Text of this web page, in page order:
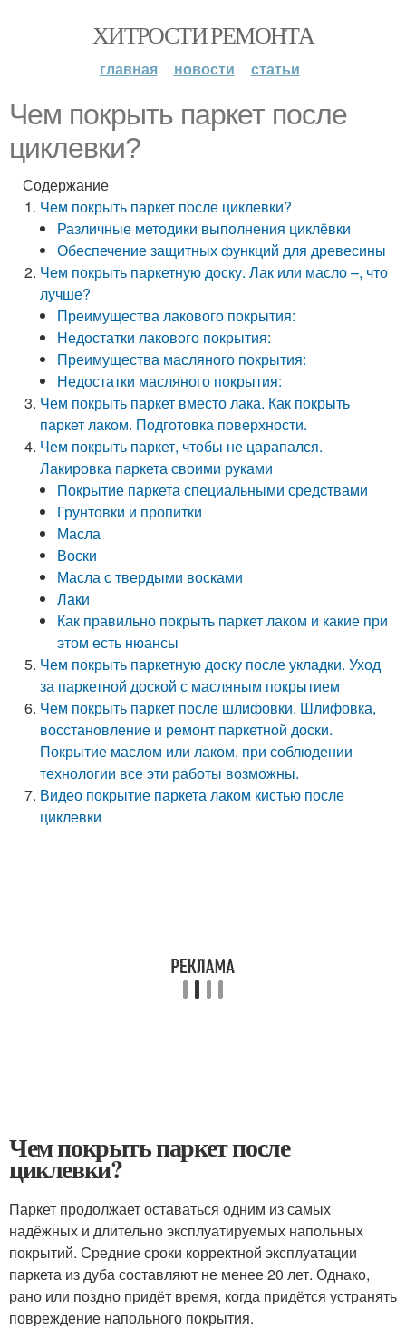
ХИТРОСТИ РЕМОНТА
главная новости статьи
Чем покрыть паркет после
циклевки?
Содержание
Чем покрыть паркет после циклевки?
Различные методики выполнения циклёвки
Обеспечение защитных функций для древесины
Чем покрыть паркетную доску. Лак или масло –, что
лучше?
Преимущества лакового покрытия:
Недостатки лакового покрытия:
Преимущества масляного покрытия:
Недостатки масляного покрытия:
Чем покрыть паркет вместо лака. Как покрыть
паркет лаком. Подготовка поверхности.
Чем покрыть паркет, чтобы не царапался.
Лакировка паркета своими руками
Покрытие паркета специальными средствами
Грунтовки и пропитки
Масла
Воски
Масла с твердыми восками
Лаки
Как правильно покрыть паркет лаком и какие при
этом есть нюансы
Чем покрыть паркетную доску после укладки. Уход
за паркетной доской с масляным покрытием
Чем покрыть паркет после шлифовки. Шлифовка,
восстановление и ремонт паркетной доски.
Покрытие маслом или лаком, при соблюдении
технологии все эти работы возможны.
Видео покрытие паркета лаком кистью после
циклевки
Чем покрыть паркет после
циклевки?
Паркет продолжает оставаться одним из самых
надёжных и длительно эксплуатируемых напольных
покрытий. Средние сроки корректной эксплуатации
паркета из дуба составляют не менее 20 лет. Однако,
рано или поздно придёт время, когда придётся устранять
повреждение напольного покрытия.